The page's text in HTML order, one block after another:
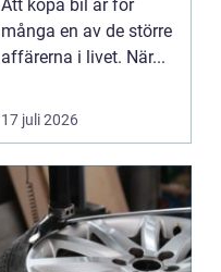
Att köpa bil är för
många en av de större
affärerna i livet. När...
17 juli 2026